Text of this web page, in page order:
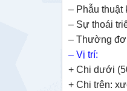
– Phẫu thuật
– Sự thoái
– Thường
– Vị trí:
+ Chi dưới
+ Chi trên: